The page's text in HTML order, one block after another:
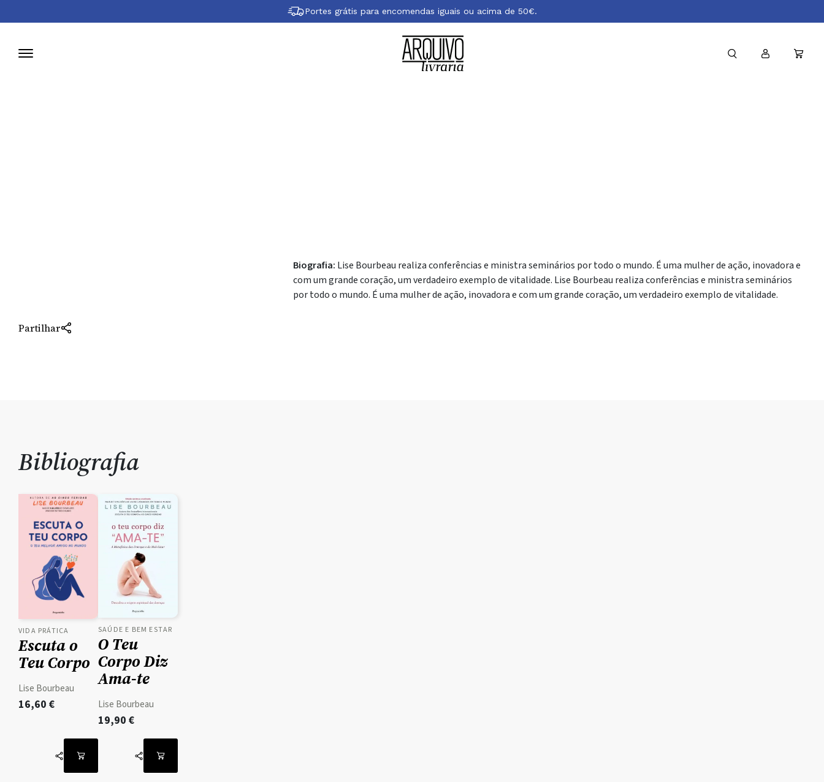
para
principal
Portes grátis para encomendas iguais ou acima de 50€.
Biografia: Lise Bourbeau realiza conferências e ministra seminários por todo o mundo. É uma mulher de ação, inovadora e
com um grande coração, um verdadeiro exemplo de vitalidade. Lise Bourbeau realiza conferências e ministra seminários
por todo o mundo. É uma mulher de ação, inovadora e com um grande coração, um verdadeiro exemplo de vitalidade.
Partilhar
Bibliografia
VIDA PRÁTICA
Escuta o
Teu Corpo
Lise Bourbeau
16,60 €
SAÚDE E BEM ESTAR
O Teu
Corpo Diz
Ama-te
Lise Bourbeau
19,90 €